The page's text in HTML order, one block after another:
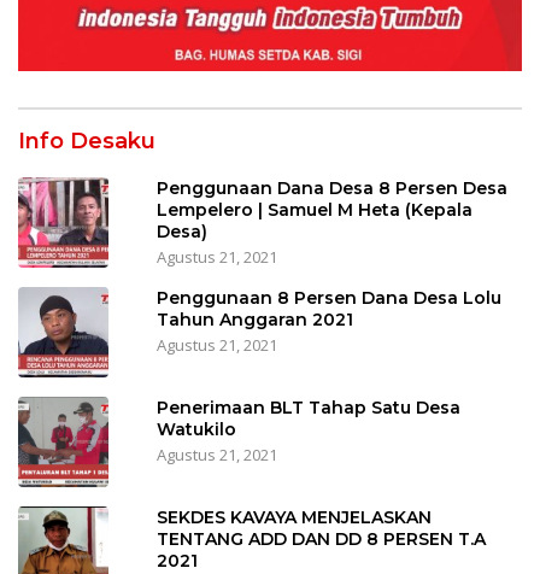
Info Desaku
Penggunaan Dana Desa 8 Persen Desa
Lempelero | Samuel M Heta (Kepala
Desa)
Agustus 21, 2021
Penggunaan 8 Persen Dana Desa Lolu
Tahun Anggaran 2021
Agustus 21, 2021
Penerimaan BLT Tahap Satu Desa
Watukilo
Agustus 21, 2021
SEKDES KAVAYA MENJELASKAN
TENTANG ADD DAN DD 8 PERSEN T.A
2021